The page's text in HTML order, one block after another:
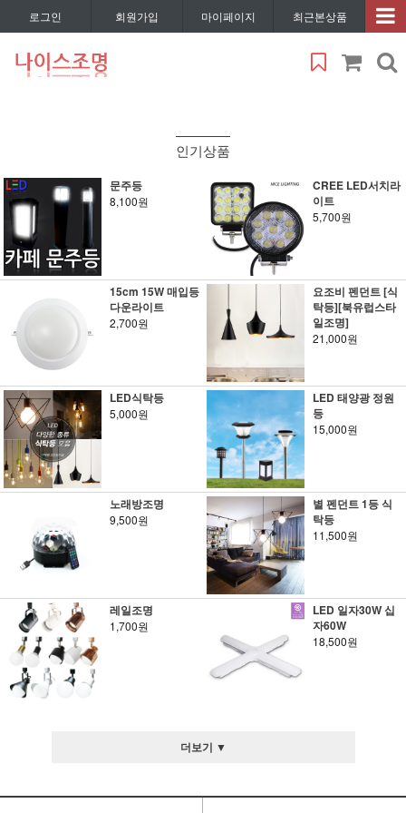
로그인 회원가입 마이페이지 최근본상품
인기상품
문주등
8,100원
CREE LED서치라
이트
5,700원
15cm 15W 매입등
다운라이트
2,700원
요조비 펜던트 [식
탁등][북유럽스타
일조명]
21,000원
LED식탁등
5,000원
LED 태양광 정원
등
15,000원
노래방조명
9,500원
별 펜던트 1등 식
탁등
11,500원
레일조명
1,700원
LED 일자30W 십
자60W
18,500원
더보기 ▼